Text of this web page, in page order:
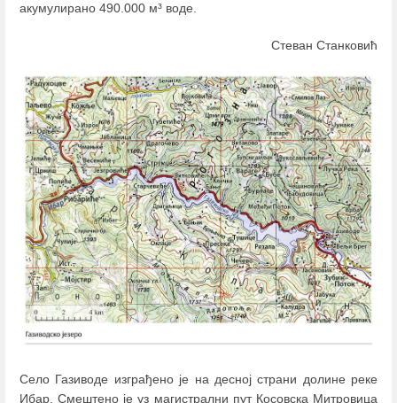
акумулирано 490.000 м³ воде.
Стеван Станковић
Село Газиводе изграђено је на десној страни долине реке
Ибар. Смештено је уз магистрални пут Косовска Митровица